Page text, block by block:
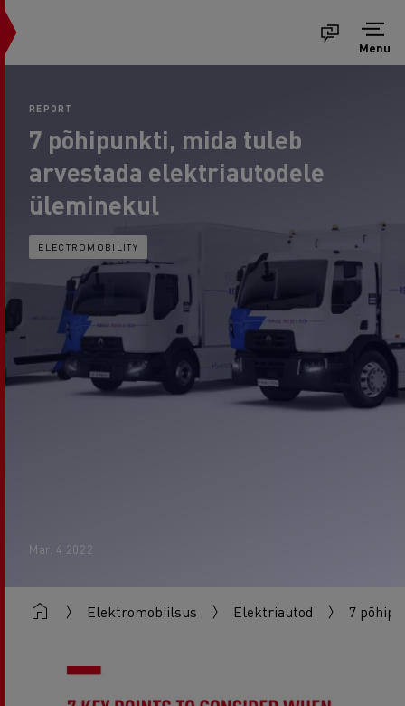
Menu
REPORT
7 põhipunkti, mida tuleb
arvestada elektriautodele
üleminekul
ELECTROMOBILITY
Mar. 4 2022
Elektromobiilsus Elektriautod 7